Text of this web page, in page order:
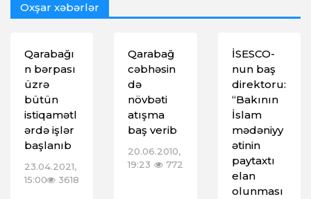
Oxşar xəbərlər
Qarabağı
n bərpası
üzrə
bütün
istiqamətl
ərdə işlər
başlanıb
23.04.2021,
15:00
3618
Qarabağ
cəbhəsin
də
növbəti
atışma
baş verib
20.06.2010,
19:23
772
İSESCO-
nun baş
direktoru:
“Bakının
İslam
mədəniyy
ətinin
paytaxtı
elan
olunması